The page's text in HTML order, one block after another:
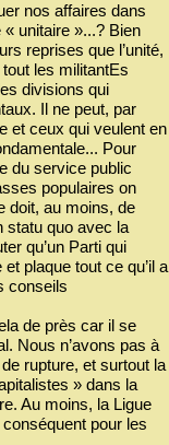
nos affaires dans
unitaire »...? Bien
reprises que l’unité,
les militantEs
divisions qui
Il ne peut, par
et ceux qui veulent en
Pour
du service public
populaires on
doit, au moins, de
statu quo avec la
qu’un Parti qui
plaque tout ce qu’il a
conseils
de près car il se
Nous n’avons pas à
rupture, et surtout la
» dans la
Au moins, la Ligue
pour les